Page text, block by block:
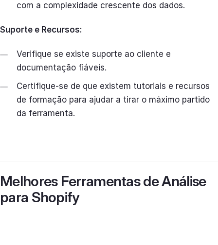
com a complexidade crescente dos dados.
Suporte e Recursos:
Verifique se existe suporte ao cliente e
documentação fiáveis.
Certifique-se de que existem tutoriais e recursos
de formação para ajudar a tirar o máximo partido
da ferramenta.
Melhores Ferramentas de Análise
para Shopify